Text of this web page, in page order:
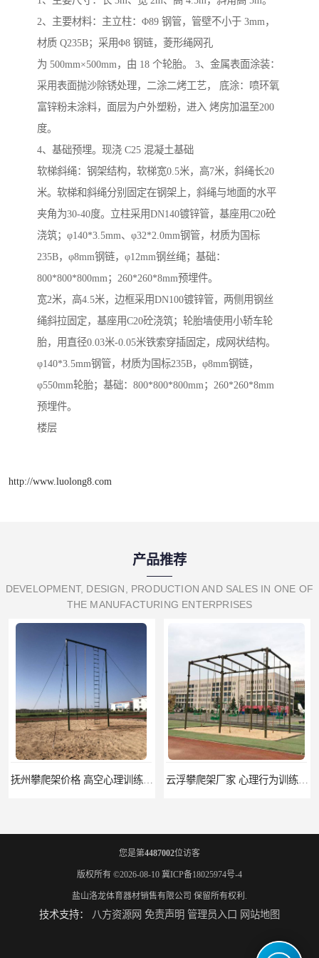
2、主要材料：主立柱：Φ89 钢管，管壁不小于 3mm，
材质 Q235B；采用Φ8 钢链，菱形绳网孔
为 500mm×500mm，由 18 个轮胎。 3、金属表面涂装：
采用表面抛沙除锈处理，二涂二烤工艺， 底涂：喷环氧
富锌粉未涂料，面层为户外塑粉，进入 烤房加温至200
度。
4、基础预埋。现浇 C25 混凝土基础
软梯斜绳：钢架结构，软梯宽0.5米，高7米，斜绳长20
米。软梯和斜绳分别固定在钢架上，斜绳与地面的水平
夹角为30-40度。立柱采用DN140镀锌管，基座用C20砼
浇筑；φ140*3.5mm、φ32*2.0mm钢管，材质为国标
235B，φ8mm钢链，φ12mm钢丝绳；基础：
800*800*800mm；260*260*8mm预埋件。
宽2米，高4.5米，边框采用DN100镀锌管，两侧用钢丝
绳斜拉固定，基座用C20砼浇筑；轮胎墙使用小轿车轮
胎，用直径0.03米-0.05米铁索穿插固定，成网状结构。
φ140*3.5mm钢管，材质为国标235B，φ8mm钢链，
φ550mm轮胎；基础：800*800*800mm；260*260*8mm
预埋件。
楼层
http://www.luolong8.com
产品推荐
DEVELOPMENT, DESIGN, PRODUCTION AND SALES IN ONE OF
THE MANUFACTURING ENTERPRISES
抚州攀爬架价格 高空心理训练器材 标准尺寸 云浮攀爬架厂家 心理行为训练器材 质量保证
您是第4487002位访客
版权所有 ©2026-08-10 冀ICP备18025974号-4
盐山洛龙体育器材销售有限公司 保留所有权利.
技术支持： 八方资源网 免责声明 管理员入口 网站地图